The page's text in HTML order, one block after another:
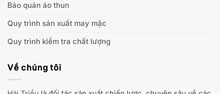
Bảo quản áo thun
Quy trình sản xuất may mặc
Quy trình kiểm tra chất lượng
Về chúng tôi